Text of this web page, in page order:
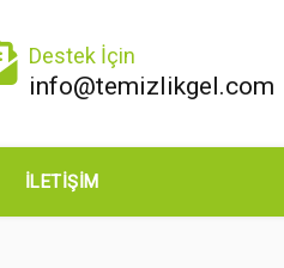
Destek İçin
info@temizlikgel.com
İLETIŞIM